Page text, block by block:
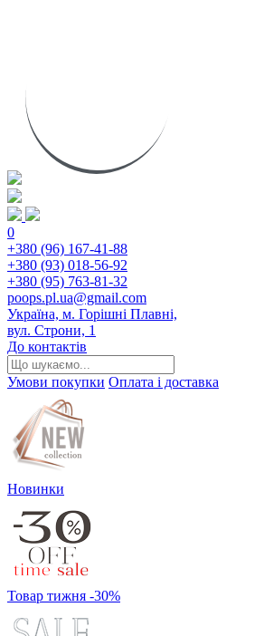
0
+380 (96) 167-41-88
+380 (93) 018-56-92
+380 (95) 763-81-32
poops.pl.ua@gmail.com
Україна, м. Горішні Плавні,
вул. Строни, 1
До контактів
Умови покупки Оплата і доставка
Новинки
Товар тижня -30%